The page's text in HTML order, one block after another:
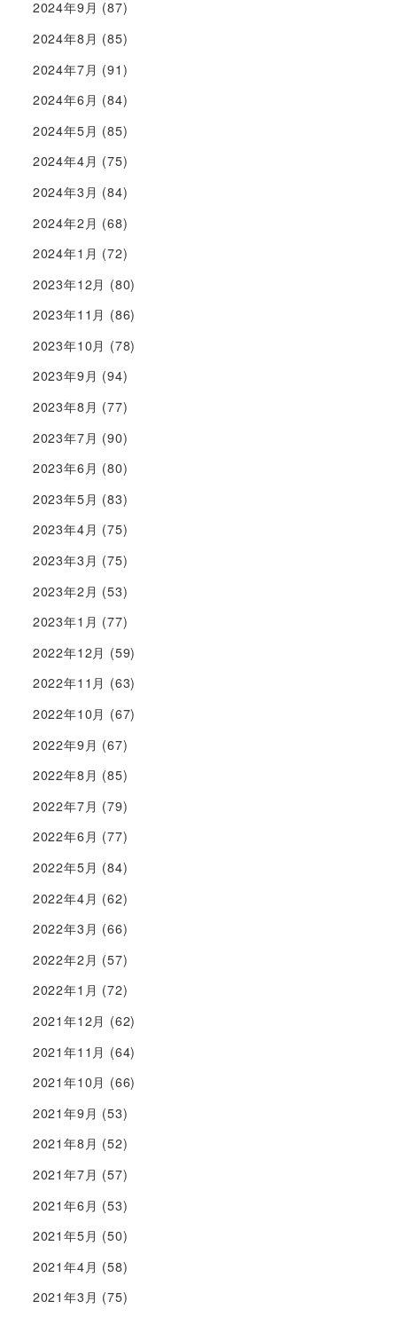
2024年9月 (87)
2024年8月 (85)
2024年7月 (91)
2024年6月 (84)
2024年5月 (85)
2024年4月 (75)
2024年3月 (84)
2024年2月 (68)
2024年1月 (72)
2023年12月 (80)
2023年11月 (86)
2023年10月 (78)
2023年9月 (94)
2023年8月 (77)
2023年7月 (90)
2023年6月 (80)
2023年5月 (83)
2023年4月 (75)
2023年3月 (75)
2023年2月 (53)
2023年1月 (77)
2022年12月 (59)
2022年11月 (63)
2022年10月 (67)
2022年9月 (67)
2022年8月 (85)
2022年7月 (79)
2022年6月 (77)
2022年5月 (84)
2022年4月 (62)
2022年3月 (66)
2022年2月 (57)
2022年1月 (72)
2021年12月 (62)
2021年11月 (64)
2021年10月 (66)
2021年9月 (53)
2021年8月 (52)
2021年7月 (57)
2021年6月 (53)
2021年5月 (50)
2021年4月 (58)
2021年3月 (75)